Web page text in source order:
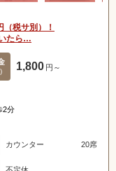
（税サ別）！
たら…
1,800 円～
2分
カウンター 20席
不定休